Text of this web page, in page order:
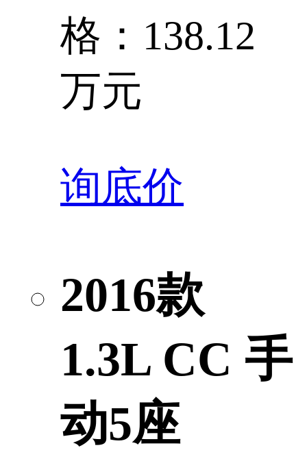
格：138.12
万元
询底价
2016款
1.3L CC 手
动5座